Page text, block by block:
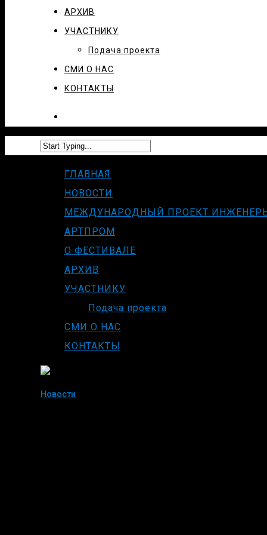
АРХИВ
УЧАСТНИКУ
Подача проекта
СМИ О НАС
КОНТАКТЫ
ГЛАВНАЯ
НОВОСТИ
МЕЖДУНАРОДНЫЙ ПРОЕКТ
АРТПРОМ
О ФЕСТИВАЛЕ
АРХИВ
УЧАСТНИКУ
Подача проекта
СМИ О НАС
КОНТАКТЫ
Новости